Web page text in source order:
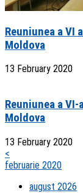
Reuniunea a VI
Moldova
13 February 2020
Reuniunea a
Moldova
13 February 2020
<
februarie 2020
august 2026